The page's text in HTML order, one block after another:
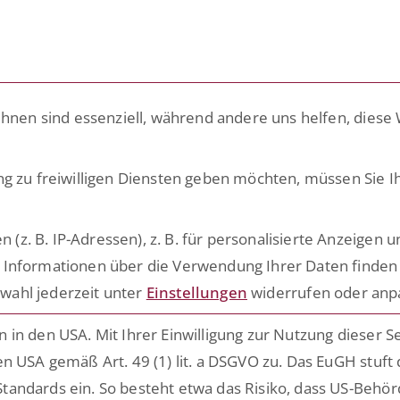
der
– Welchen
Department
sind essenziell, während andere uns helfen, diese
zu freiwilligen Diensten geben möchten, müssen Sie
B. IP-Adressen), z. B. für personalisierte Anzeigen
über die Verwendung Ihrer Daten finden
jederzeit unter Einstellungen widerrufen oder
den USA. Mit Ihrer Einwilligung zur Nutzung dieser
gemäß Art. 49 (1) lit. a DSGVO zu. Das EuGH stuft
ein. So besteht etwa das Risiko, dass US-